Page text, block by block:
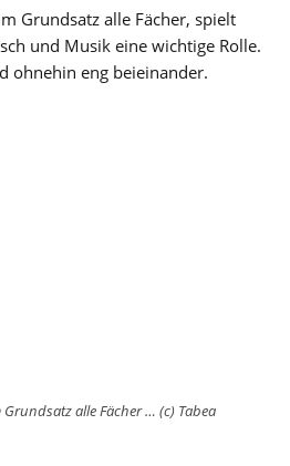
Grundsatz alle Fächer, spielt
und Musik eine wichtige Rolle.
ohnehin eng beieinander.
alle Fächer … (c) Tabea